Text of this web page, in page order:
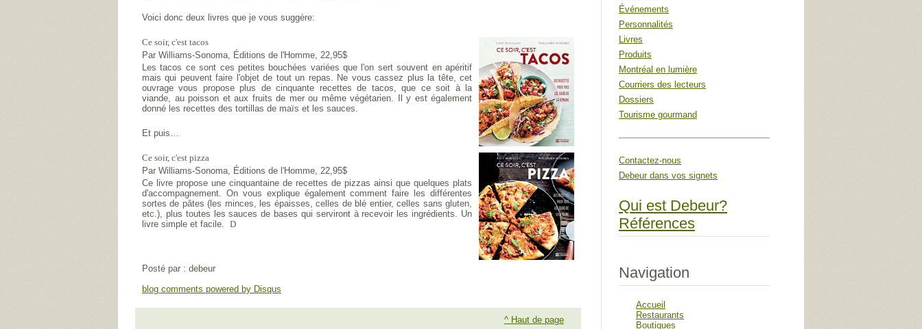
Voici donc deux livres que je vous suggère:
Ce soir, c'est tacos
Par Williams-Sonoma, Éditions de l'Homme, 22,95$
Les tacos ce sont ces petites bouchées variées que l'on sert souvent en apéritif
mais qui peuvent faire l'objet de tout un repas. Ne vous cassez plus la tête, cet
ouvrage vous propose plus de cinquante recettes de tacos, que ce soit à la
viande, au poisson et aux fruits de mer ou même végétarien. Il y est également
donné les recettes des tortillas de maïs et les sauces.
Et puis…
Ce soir, c'est pizza
Par Williams-Sonoma, Éditions de l'Homme, 22,95$
Ce livre propose une cinquantaine de recettes de pizzas ainsi que quelques plats
d'accompagne­ment. On vous explique également comment faire les différentes
sortes de pâtes (les minces, les épaisses, celles de blé entier, celles sans gluten,
etc.), plus toutes les sauces de bases qui serviront à recevoir les ingrédients. Un
livre simple et facile. D
Posté par : debeur
blog comments powered by Disqus
^ Haut de page
Événements
Personnalités
Livres
Produits
Montréal en lumière
Courriers des lecteurs
Dossiers
Tourisme gourmand
Contactez-nous
Debeur dans vos signets
Qui est Debeur?
Références
Navigation
Accueil
Restaurants
Boutiques